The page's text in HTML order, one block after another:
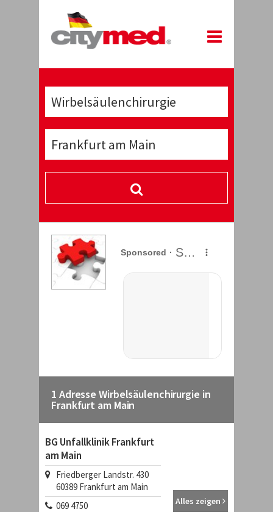
1 Adresse Wirbelsäulenchirurgie in
Frankfurt am Main
BG Unfallklinik Frankfurt
am Main
Friedberger Landstr. 430
60389 Frankfurt am Main
069 4750
Alles zeigen